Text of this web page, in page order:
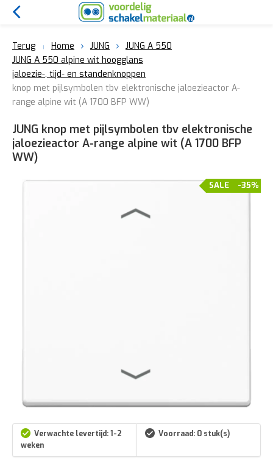
Terug Home JUNG
JUNG A 550
JUNG A 550 alpine wit hoogglans
jaloezie-, tijd- en standenknoppen
knop met pijlsymbolen tbv elektronische jaloezieactor A-
range alpine wit (A 1700 BFP WW)
JUNG knop met pijlsymbolen tbv elektronische
jaloezieactor A-range alpine wit (A 1700 BFP
WW)
-35%
SALE
Verwachte levertijd: 1-2
weken
Voorraad: 0 stuk(s)